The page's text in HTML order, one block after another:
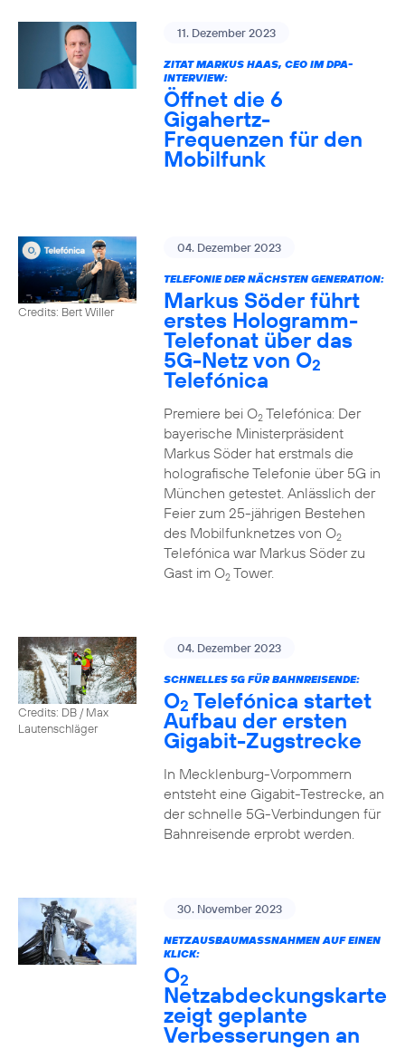
11. Dezember 2023
ZITAT MARKUS HAAS, CEO IM DPA-
INTERVIEW:
Öffnet die 6
Gigahertz-
Frequenzen für den
Mobilfunk
Credits: Bert Willer
04. Dezember 2023
TELEFONIE DER NÄCHSTEN GENERATION:
Markus Söder führt
erstes Hologramm-
Telefonat über das
5G-Netz von O2
Telefónica
Premiere bei O2Telefónica: Der
bayerische Ministerpräsident
Markus Söder hat erstmals die
holografische Telefonie über 5G in
München getestet. Anlässlich der
Feier zum 25-jährigen Bestehen
des Mobilfunknetzes von O2
Telefónica war Markus Söder zu
Gast im O2Tower.
Credits: DB / Max
Lautenschläger
04. Dezember 2023
SCHNELLES 5G FÜR BAHNREISENDE:
O2 Telefónica startet
Aufbau der ersten
Gigabit-Zugstrecke
In Mecklenburg-Vorpommern
entsteht eine Gigabit-Testrecke, an
der schnelle 5G-Verbindungen für
Bahnreisende erprobt werden.
30. November 2023
NETZAUSBAUMASSNAHMEN AUF EINEN K
LICK:
O2
Netzabdeckungskarte
zeigt geplante
Verbesserungen an